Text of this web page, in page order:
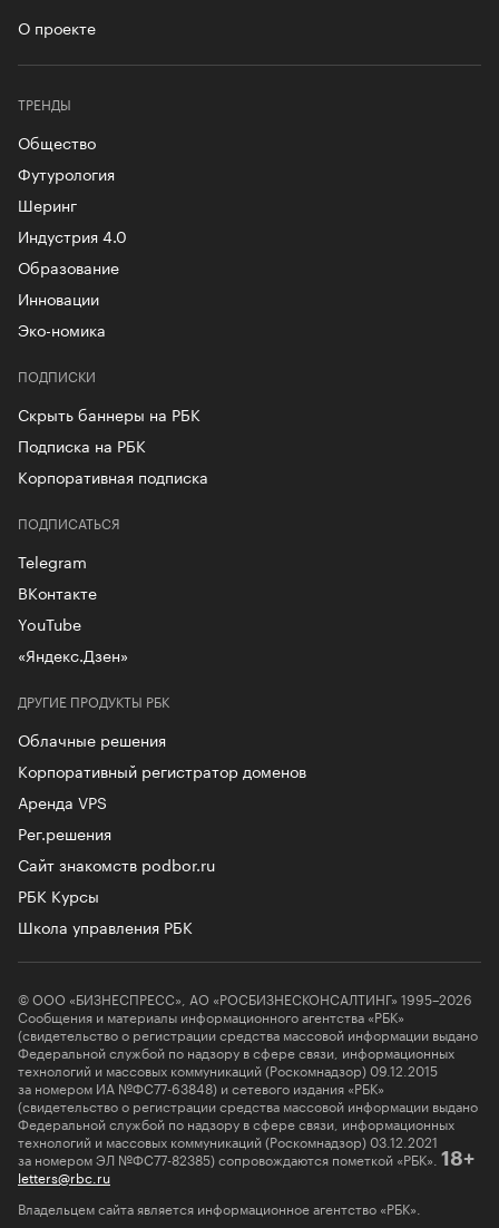
О проекте
ТРЕНДЫ
Общество
Футурология
Шеринг
Индустрия 4.0
Образование
Инновации
Эко-номика
ПОДПИСКИ
Скрыть баннеры на РБК
Подписка на РБК
Корпоративная подписка
ДРУГИЕ ПРОДУКТЫ РБК
Облачные решения
Корпоративный регистратор доменов
Аренда VPS
Рег.решения
Сайт знакомств podbor.ru
РБК Курсы
Школа управления РБК
ПОДПИСАТЬСЯ
Telegram
ВКонтакте
YouTube
«Яндекс.Дзен»
© ООО «БИЗНЕСПРЕСС», АО «РОСБИЗНЕСКОНСАЛТИНГ» 1995–2026
Сообщения и материалы информационного агентства «РБК»
(свидетельство о регистрации средства массовой информации выдано
Федеральной службой по надзору в сфере связи, информационных
технологий и массовых коммуникаций (Роскомнадзор) 09.12.2015
за номером ИА №ФС77-63848) и сетевого издания «РБК»
(свидетельство о регистрации средства массовой информации выдано
Федеральной службой по надзору в сфере связи, информационных
технологий и массовых коммуникаций (Роскомнадзор) 03.12.2021
за номером ЭЛ №ФС77-82385) сопровождаются пометкой «РБК». 18+
letters@rbc.ru
Владельцем сайта является информационное агентство «РБК».